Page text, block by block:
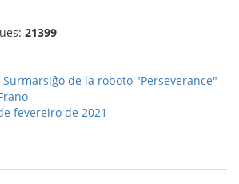
21399
Surmarsiĝo de la roboto "Perseverance"
fevereiro de 2021